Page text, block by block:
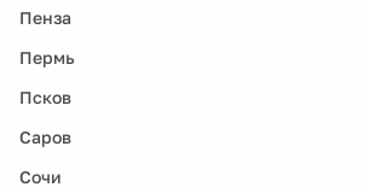
Пенза
Пермь
Псков
Саров
Сочи